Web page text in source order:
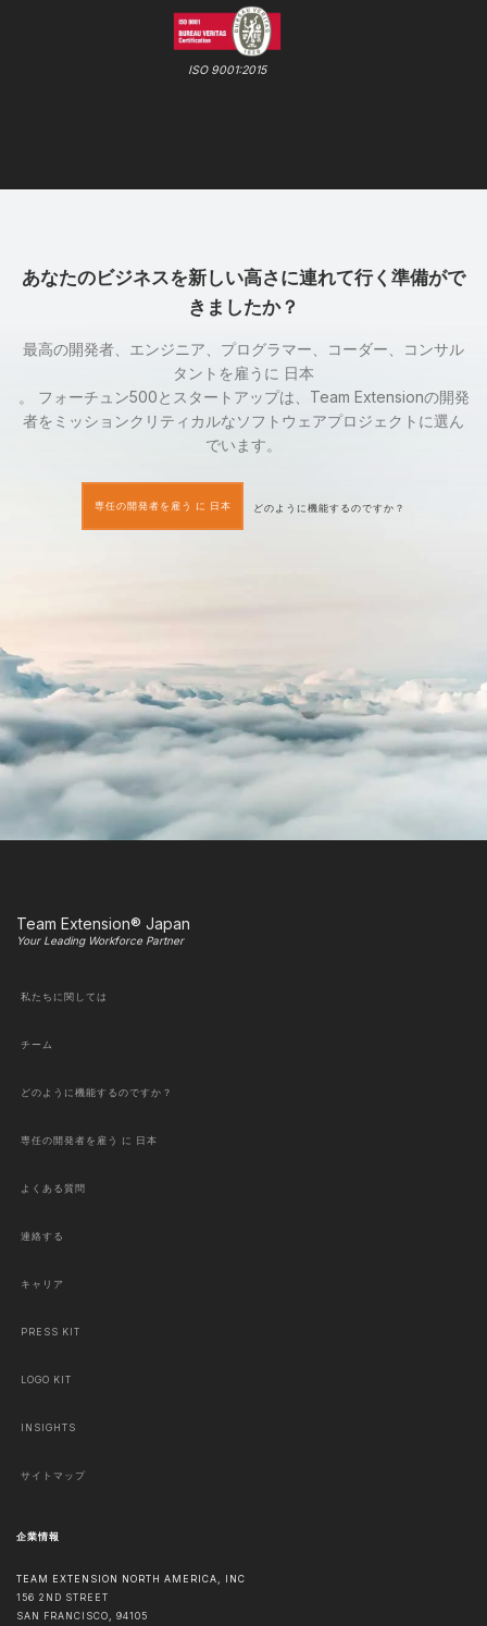
ISO 9001:2015
あなたのビジネスを新しい高さに連れて行く準備がで
きましたか？
最高の開発者、エンジニア、プログラマー、コーダー、コンサル
タントを雇うに 日本
。 フォーチュン500とスタートアップは、Team Extensionの開発
者をミッションクリティカルなソフトウェアプロジェクトに選ん
でいます。
専任の開発者を雇う に 日本 どのように機能するのですか？
Team Extension® Japan
Your Leading Workforce Partner
私たちに関しては
チーム
どのように機能するのですか？
専任の開発者を雇う に 日本
よくある質問
連絡する
キャリア
PRESS KIT
LOGO KIT
INSIGHTS
サイトマップ
企業情報
TEAM EXTENSION NORTH AMERICA, INC
156 2ND STREET
SAN FRANCISCO, 94105